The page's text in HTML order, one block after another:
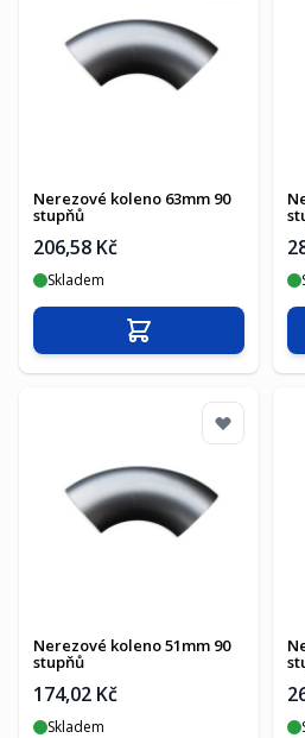
Nerezové koleno 63mm 90
stupňů
206,58 Kč
Skladem
Přidat do košíku
Nerezové koleno 51mm 90
stupňů
174,02 Kč
Skladem